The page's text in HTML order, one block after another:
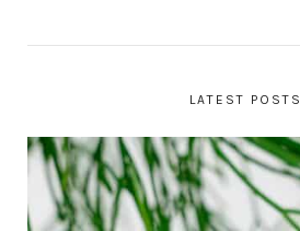
LATEST POSTS